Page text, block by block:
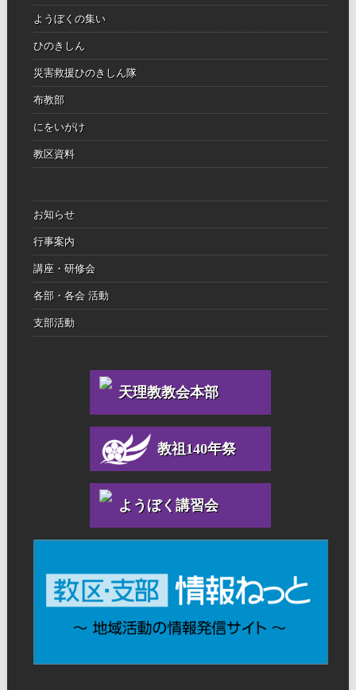
ようぼくの集い
ひのきしん
災害救援ひのきしん隊
布教部
にをいがけ
教区資料
お知らせ
行事案内
講座・研修会
各部・各会 活動
支部活動
天理教教会本部
教祖140年祭
ようぼく講習会